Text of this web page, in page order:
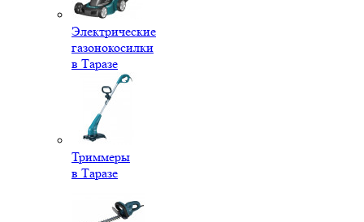
Электрические
газонокосилки
в Таразе
Триммеры
в Таразе